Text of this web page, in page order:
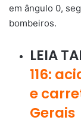
em ângulo 0,
bombeiros.
LEIA
116:
e
Gerais